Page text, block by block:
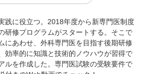
践に役立つ。2018年度から新専門医制度
研修プログラムがスタートする。そこで
にあわせ、外科専門医を目指す後期研修
効率的に知識と技術的ノウハウが習得で
ルを作成した。専門医試験の受験要件で